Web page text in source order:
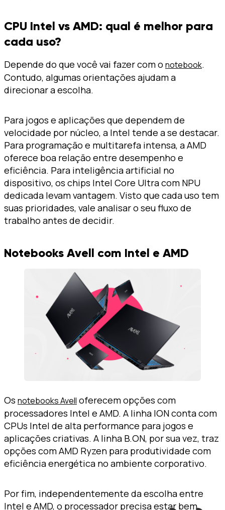
CPU Intel vs AMD: qual é melhor para
cada uso?
Depende do que você vai fazer com o notebook.
Contudo, algumas orientações ajudam a
direcionar a escolha.
Para jogos e aplicações que dependem de
velocidade por núcleo, a Intel tende a se destacar.
Para programação e multitarefa intensa, a AMD
oferece boa relação entre desempenho e
eficiência. Para inteligência artificial no
dispositivo, os chips Intel Core Ultra com NPU
dedicada levam vantagem. Visto que cada uso tem
suas prioridades, vale analisar o seu fluxo de
trabalho antes de decidir.
Notebooks Avell com Intel e AMD
Os notebooks Avell oferecem opções com
processadores Intel e AMD. A linha ION conta com
CPUs Intel de alta performance para jogos e
aplicações criativas. A linha B.ON, por sua vez, traz
opções com AMD Ryzen para produtividade com
eficiência energética no ambiente corporativo.
Por fim, independentemente da escolha entre
Intel e AMD, o processador precisa estar bem